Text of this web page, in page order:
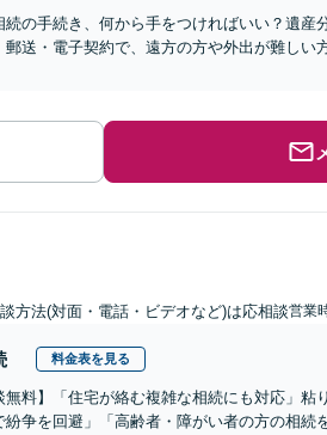
続の手続き、何から手をつければいい？遺
送・電子契約で、遠方の方や外出が難しい
方法(対面・電話・ビデオなど)は応相談営業
料金表を見る
無料】「住宅が絡む複雑な相続にも対応」
争を回避」「高齢者・障がい者の方の相続